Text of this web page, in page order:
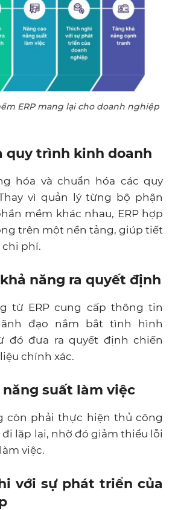
ERP mang lại cho doanh nghiệp
quy trình kinh doanh
hóa và chuẩn hóa các quy
vì quản lý từng bộ phận
mềm khác nhau, ERP hợp
trên một nền tảng, giúp tiết
chi phí.
năng ra quyết định
từ ERP cung cấp thông tin
đạo nắm bắt tình hình
đó đưa ra quyết định chiến
chính xác.
năng suất làm việc
còn phải thực hiện thủ công
lặp lại, nhờ đó giảm thiểu lỗi
việc.
với sự phát triển của